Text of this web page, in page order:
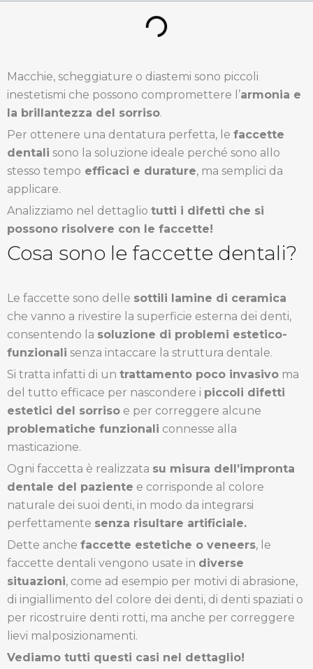
Macchie, scheggiature o diastemi sono piccoli
inestetismi che possono compromettere l’armonia e
la brillantezza del sorriso.
Per ottenere una dentatura perfetta, le faccette
dentali sono la soluzione ideale perché sono allo
stesso tempo efficaci e durature, ma semplici da
applicare.
Analizziamo nel dettaglio tutti i difetti che si
possono risolvere con le faccette!
Cosa sono le faccette dentali?
Le faccette sono delle sottili lamine di ceramica
che vanno a rivestire la superficie esterna dei denti,
consentendo la soluzione di problemi estetico-
funzionali senza intaccare la struttura dentale.
Si tratta infatti di un trattamento poco invasivo ma
del tutto efficace per nascondere i piccoli difetti
estetici del sorriso e per correggere alcune
problematiche funzionali connesse alla
masticazione.
Ogni faccetta è realizzata su misura dell’impronta
dentale del paziente e corrisponde al colore
naturale dei suoi denti, in modo da integrarsi
perfettamente senza risultare artificiale.
Dette anche faccette estetiche o veneers, le
faccette dentali vengono usate in diverse
situazioni, come ad esempio per motivi di abrasione,
di ingiallimento del colore dei denti, di denti spaziati o
per ricostruire denti rotti, ma anche per correggere
lievi malposizionamenti.
Vediamo tutti questi casi nel dettaglio!